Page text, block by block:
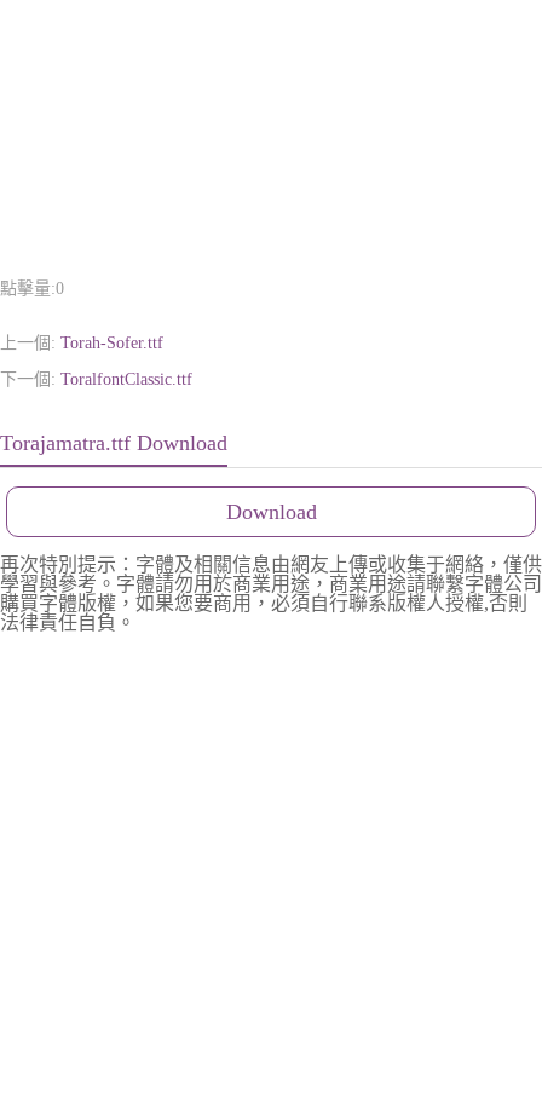
點擊量:0
上一個: Torah-Sofer.ttf
下一個: ToralfontClassic.ttf
Torajamatra.ttf Download
Download
再次特別提示：字體及相關信息由網友上傳或收集于網絡，僅供
學習與參考。字體請勿用於商業用途，商業用途請聯繫字體公司
購買字體版權，如果您要商用，必須自行聯系版權人授權,否則
法律責任自負。